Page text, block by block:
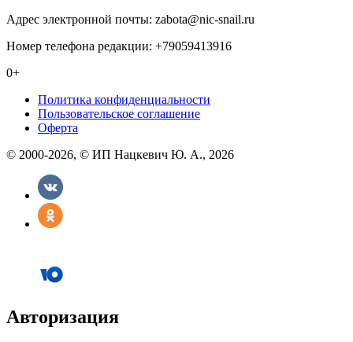
Адрес электронной почты: zabota@nic-snail.ru
Номер телефона редакции: +79059413916
0+
Политика конфиденциальности
Пользовательское соглашение
Оферта
© 2000-2026, © ИП Нацкевич Ю. А., 2026
Авторизация